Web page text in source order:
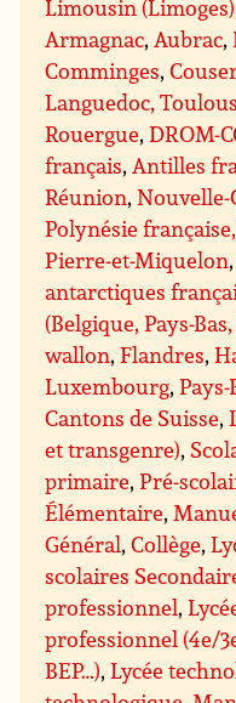
Limousin (Limoges)
Armagnac, Aubrac,
Comminges,
Languedoc,
Rouergue,DROM-
français, Antilles
Réunion,Nouvelle-
Polynésie
Pierre-et-Miquelon
antarctiques
(Belgique, Pays-
wallon,Flandres,
Luxembourg,Pays-
Cantons de Suisse,
et transgenre),
primaire,Pré-
Élémentaire,
Général,Collège,
scolaires
professionnel,
professionnel (4e/
BEP…),Lycée